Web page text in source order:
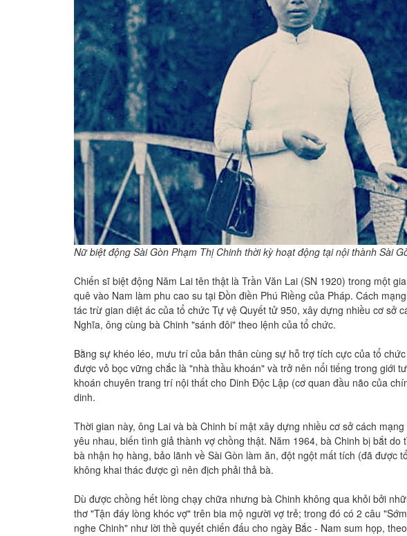
Nữ biệt động Sài Gòn Phạm Thị Chinh thời kỳ hoạt động tại nội thành Sài
Chiến sĩ biệt động Năm Lai tên thật là Trần Văn Lai (SN 1920) trong một
quê vào Nam làm phu cao su tại Đồn điền Phú Riềng của Pháp. Cách
tác trừ gian diệt ác của tổ chức Tự vệ Quyết tử 950, xây dựng nhiều cơ sở
Nghĩa, ông cùng bà Chinh "sánh đôi" theo lệnh của tổ chức.
Bằng sự khéo léo, mưu trí của bản thân cùng sự hỗ trợ tích cực của tổ
được vỏ bọc vững chắc là "nhà thầu khoán" và trở nên nổi tiếng trong giới
khoán chuyên trang trí nội thất cho Dinh Độc Lập (cơ quan đầu não của
dinh.
Thời gian này, ông Lai và bà Chinh bí mật xây dựng nhiều cơ sở cách
yêu nhau, biến tình giả thành vợ chồng thật. Năm 1964, bà Chinh bị bắt
bà nhận họ hàng, bảo lãnh về Sài Gòn làm ăn, đột ngột mất tích (đã được
không khai thác được gì nên địch phải thả bà.
Dù được chồng hết lòng chạy chữa nhưng bà Chinh không qua khỏi bởi
thơ "Tận đáy lòng khóc vợ" trên bia mộ người vợ trẻ; trong đó có 2 câu
nghe Chinh" như lời thề quyết chiến đấu cho ngày Bắc - Nam sum họp,